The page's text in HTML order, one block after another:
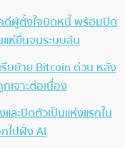
ดีผู้ตั้งใจบิดหนี้ พร้อมปิด
ห่ยื่นจนระบบล้น
บย้าย Bitcoin ด่วน หลัง
เจาะต่อเนื่อง
ละปิดตัวเป็นแห่งแรกใน
ไปฝั่ง AI